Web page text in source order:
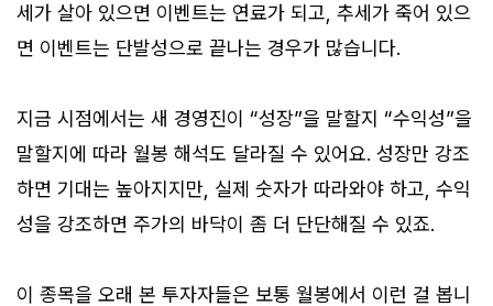
세가 살아 있으면 이벤트는 연료가 되고, 추세가 죽어 있으
면 이벤트는 단발성으로 끝나는 경우가 많습니다.
지금 시점에서는 새 경영진이 “성장”을 말할지 “수익성”을
말할지에 따라 월봉 해석도 달라질 수 있어요. 성장만 강조
하면 기대는 높아지지만, 실제 숫자가 따라와야 하고, 수익
성을 강조하면 주가의 바닥이 좀 더 단단해질 수 있죠.
이 종목을 오래 본 투자자들은 보통 월봉에서 이런 걸 봅니